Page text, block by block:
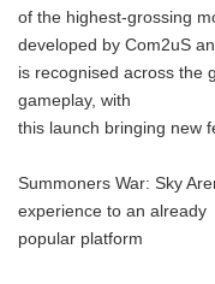
of the highest-grossing
developed by Com2uS
is recognised across the
gameplay, with
this launch bringing new
Summoners War: Sky
experience to an already
popular platform